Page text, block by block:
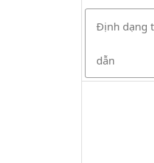
Định dạng
dẫn